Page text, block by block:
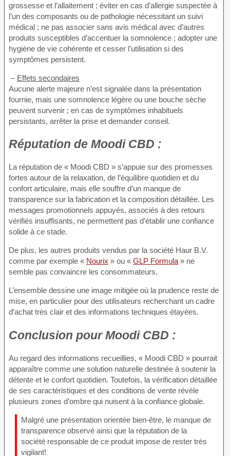
grossesse et l’allaitement ; éviter en cas d’allergie suspectée à
l’un des composants ou de pathologie nécessitant un suivi
médical ; ne pas associer sans avis médical avec d’autres
produits susceptibles d’accentuer la somnolence ; adopter une
hygiène de vie cohérente et cesser l’utilisation si des
symptômes persistent.
– Effets secondaires
Aucune alerte majeure n’est signalée dans la présentation
fournie, mais une somnolence légère ou une bouche sèche
peuvent survenir ; en cas de symptômes inhabituels
persistants, arrêter la prise et demander conseil.
Réputation de Moodi CBD :
La réputation de « Moodi CBD » s’appuie sur des promesses
fortes autour de la relaxation, de l’équilibre quotidien et du
confort articulaire, mais elle souffre d’un manque de
transparence sur la fabrication et la composition détaillée. Les
messages promotionnels appuyés, associés à des retours
vérifiés insuffisants, ne permettent pas d’établir une confiance
solide à ce stade.
De plus, les autres produits vendus par la société Haur B.V.
comme par exemple « Nourix » ou « GLP Formula » ne
semble pas convaincre les consommateurs.
L’ensemble dessine une image mitigée où la prudence reste de
mise, en particulier pour des utilisateurs recherchant un cadre
d’achat très clair et des informations techniques étayées.
Conclusion pourMoodi CBD :
Au regard des informations recueillies, « Moodi CBD » pourrait
apparaître comme une solution naturelle destinée à soutenir la
détente et le confort quotidien. Toutefois, la vérification détaillée
de ses caractéristiques et des conditions de vente révèle
plusieurs zones d’ombre qui nuisent à la confiance globale.
Malgré une présentation orientée bien-être, le manque de
transparence observé ainsi que la réputation de la
société responsable de ce produit impose de rester très
vigilant!